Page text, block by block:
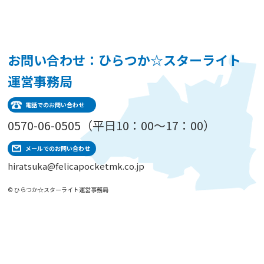
お問い合わせ：ひらつか☆スターライト
運営事務局
電話でのお問い合わせ
0570-06-0505（平日10：00～17：00）
メールでのお問い合わせ
hiratsuka@felicapocketmk.co.jp
© ひらつか☆スターライト運営事務局